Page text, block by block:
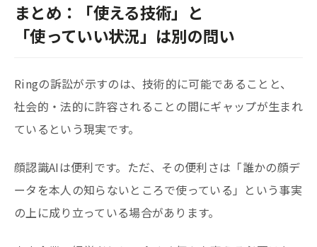
まとめ：「使える技術」と
「使っていい状況」は別の問い
Ringの訴訟が示すのは、技術的に可能であることと、
社会的・法的に許容されることの間にギャップが生まれ
ているという現実です。
顔認識AIは便利です。ただ、その便利さは「誰かの顔デ
ータを本人の知らないところで使っている」という事実
の上に成り立っている場合があります。